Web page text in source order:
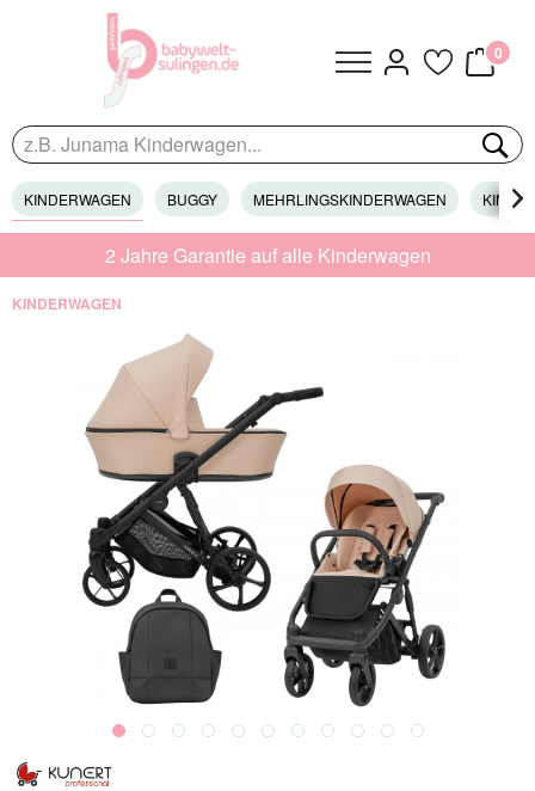
0
KINDERWAGEN BUGGY MEHRLINGSKINDERWAGEN 
2 Jahre Garantie auf alle Kinderwagen
KINDERWAGEN